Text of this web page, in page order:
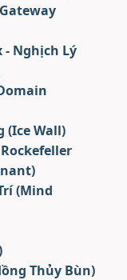
- Nghịch Lý
(Ice Wall)
(Mind
Thủy Bùn)